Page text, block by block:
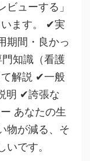
ューする」
ます。 ✔実
期間・良かっ
知識（看護
解説 ✔一般
明 ✔誇張な
あなたの生
物が減る、そ
です。